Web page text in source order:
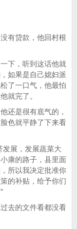
有贷款，他回村根
下，听到这话他就
如果是自己媳妇派
了一口气，他最怕
就完了。
还是很有底气的，
色就平静了下来看
发展，发展蔬菜大
康的路子，县里面
所以我决定批准你
的补贴，给予你们
去的文件看都没看